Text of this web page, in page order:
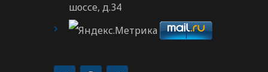
шоссе, д.34